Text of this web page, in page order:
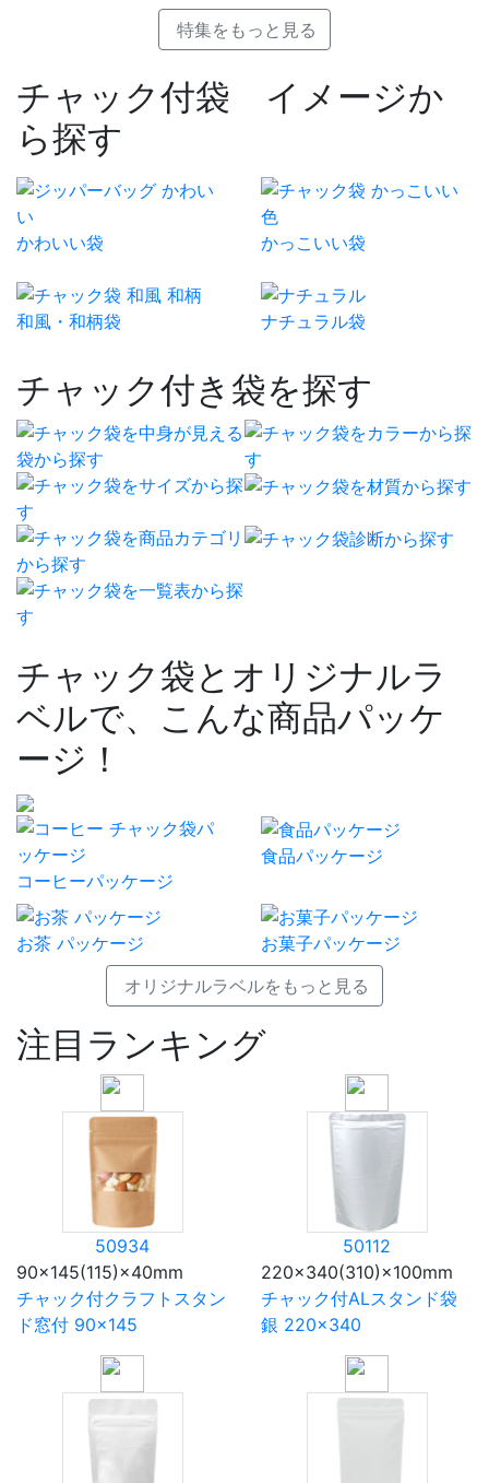
特集をもっと見る
チャック付袋 イメージか
ら探す
かわいい袋 かっこいい袋
和風・和柄袋 ナチュラル袋
チャック付き袋を探す
チャック袋とオリジナルラ
ベルで、こんな商品パッケ
ージ！
コーヒーパッケージ
食品パッケージ
お茶 パッケージ
お菓子パッケージ
オリジナルラベルをもっと見る
注目ランキング
50934
90×145(115)×40mm
チャック付クラフトスタン
ド窓付 90×145
50112
220×340(310)×100mm
チャック付ALスタンド袋
銀 220×340